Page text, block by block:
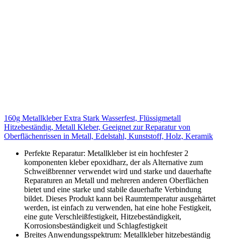
160g Metallkleber Extra Stark Wasserfest, Flüssigmetall
Hitzebeständig, Metall Kleber, Geeignet zur Reparatur von
Oberflächenrissen in Metall, Edelstahl, Kunststoff, Holz, Keramik
Perfekte Reparatur: Metallkleber ist ein hochfester 2
komponenten kleber epoxidharz, der als Alternative zum
Schweißbrenner verwendet wird und starke und dauerhafte
Reparaturen an Metall und mehreren anderen Oberflächen
bietet und eine starke und stabile dauerhafte Verbindung
bildet. Dieses Produkt kann bei Raumtemperatur ausgehärtet
werden, ist einfach zu verwenden, hat eine hohe Festigkeit,
eine gute Verschleißfestigkeit, Hitzebeständigkeit,
Korrosionsbeständigkeit und Schlagfestigkeit
Breites Anwendungsspektrum: Metallkleber hitzebeständig